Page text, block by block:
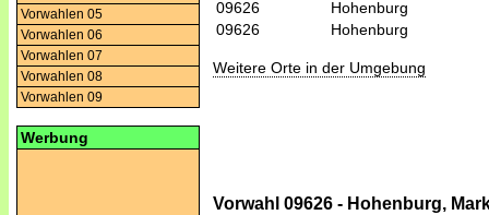
Vorwahlen 05
Vorwahlen 06
Vorwahlen 07
Vorwahlen 08
Vorwahlen 09
Werbung
09626
Hohenburg
09626
Hohenburg
Weitere Orte in der Umgebung
Vorwahl 09626 - Hohenburg,